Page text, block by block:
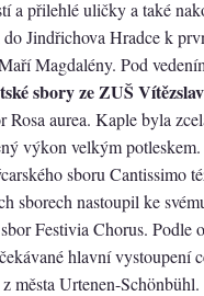
a přilehlé uličky a také
Jindřichova Hradce k
Magdalény. Pod
sbory ze ZUŠ
aurea. Kaple byla
výkon velkým
sboru Cantissimo
sborech nastoupil ke
Festivia Chorus. Podle
hlavní vystoupení
města Urtenen-Schönbühl.